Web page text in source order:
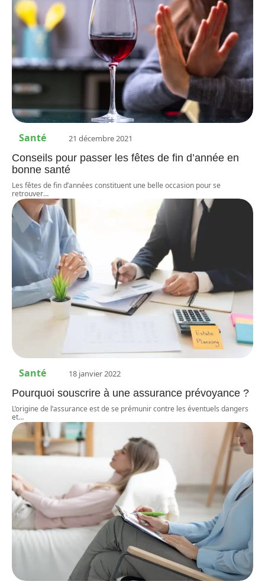
Santé 21 décembre 2021
Conseils pour passer les fêtes de fin d’année en
bonne santé
Les fêtes de fin d’années constituent une belle occasion pour se
retrouver…
Santé 18 janvier 2022
Pourquoi souscrire à une assurance prévoyance ?
L’origine de l’assurance est de se prémunir contre les éventuels dangers
et…